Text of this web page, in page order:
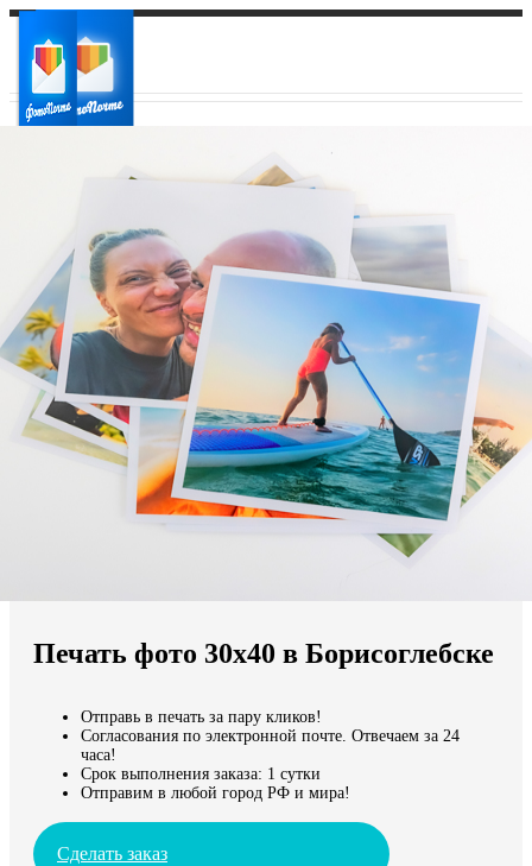
Ваш регион доставки
Выберите из списка:
Мы доставляем по всему миру
Продолжить без города
Печать фото 30х40 в Борисоглебске
Отправь в печать за пару кликов!
Согласования по электронной почте. Отвечаем за 24
часа!
Срок выполнения заказа: 1 сутки
Отправим в любой город РФ и мира!
Сделать заказ